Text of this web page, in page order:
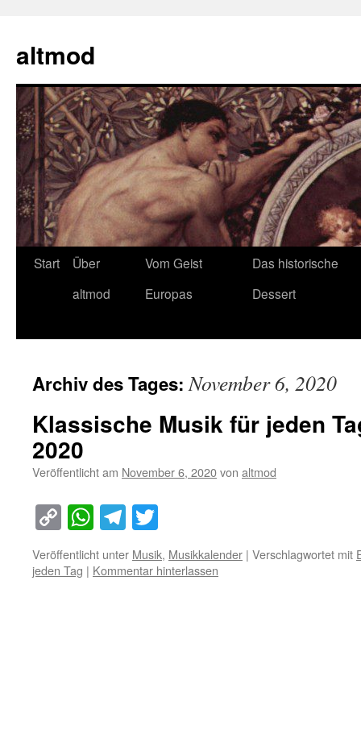
springen
altmod
Start
Über
altmod
Vom Geist
Europas
Das historische
Dessert
Archiv des Tages:November 6, 2020
Klassische Musik für jeden
2020
Veröffentlicht am November 6, 2020von altmod
Copy
Link
WhatsApp
Telegram
Veröffentlicht unter Musik, Musikkalender | Verschlagwortet mit
jeden Tag | Kommentar hinterlassen